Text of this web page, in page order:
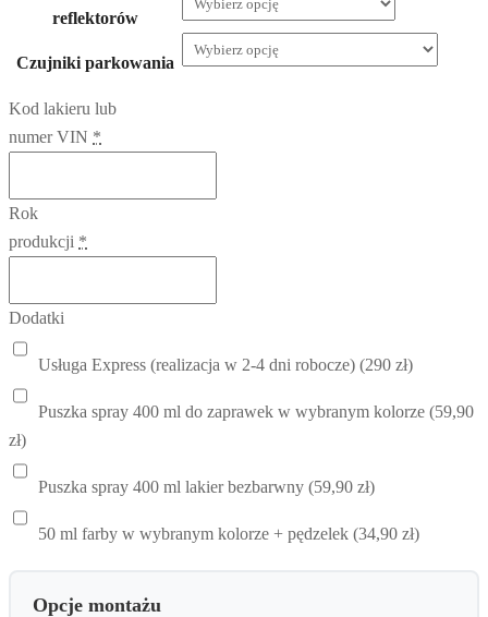
reflektorów
Czujniki parkowania
Kod lakieru lub
numer VIN *
Rok
produkcji *
Dodatki
Usługa Express (realizacja w 2-4 dni robocze) (290 zł)
Puszka spray 400 ml do zaprawek w wybranym kolorze (59,90
zł)
Puszka spray 400 ml lakier bezbarwny (59,90 zł)
50 ml farby w wybranym kolorze + pędzelek (34,90 zł)
Opcje montażu